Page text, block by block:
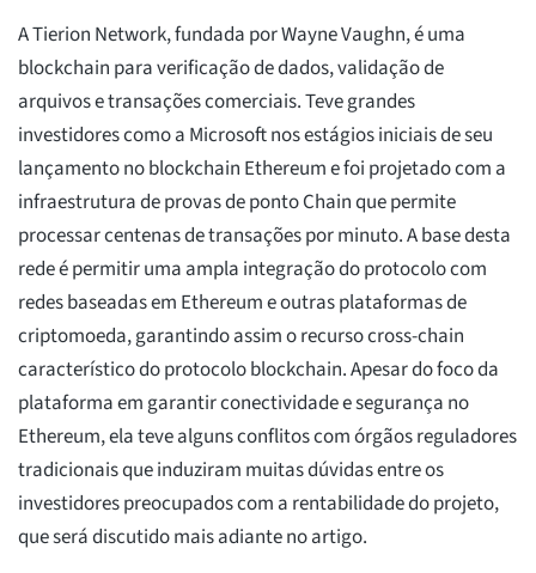
A Tierion Network, fundada por Wayne Vaughn, é uma
blockchain para verificação de dados, validação de
arquivos e transações comerciais. Teve grandes
investidores como a Microsoft nos estágios iniciais de seu
lançamento no blockchain Ethereum e foi projetado com a
infraestrutura de provas de ponto Chain que permite
processar centenas de transações por minuto. A base desta
rede é permitir uma ampla integração do protocolo com
redes baseadas em Ethereum e outras plataformas de
criptomoeda, garantindo assim o recurso cross-chain
característico do protocolo blockchain. Apesar do foco da
plataforma em garantir conectividade e segurança no
Ethereum, ela teve alguns conflitos com órgãos reguladores
tradicionais que induziram muitas dúvidas entre os
investidores preocupados com a rentabilidade do projeto,
que será discutido mais adiante no artigo.